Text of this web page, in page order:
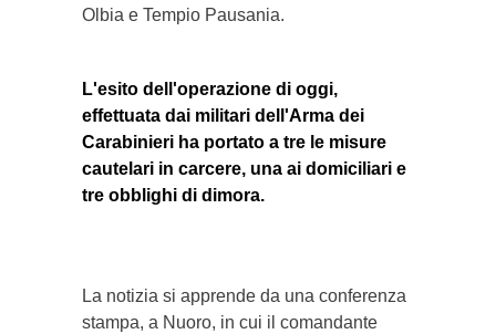
Olbia e Tempio Pausania.
L'esito dell'operazione di oggi,
effettuata dai militari dell'Arma dei
Carabinieri ha portato a tre le misure
cautelari in carcere, una ai domiciliari e
tre obblighi di dimora.
La notizia si apprende da una conferenza
stampa, a Nuoro, in cui il comandante